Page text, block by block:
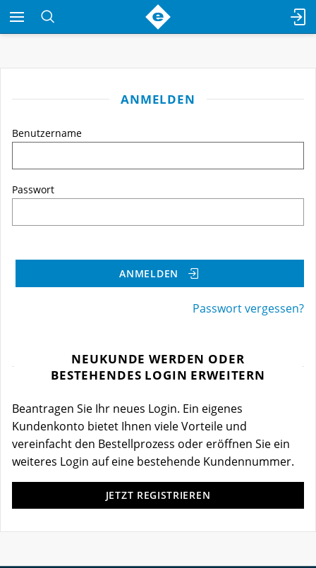
ANMELDEN
Benutzername
Passwort
ANMELDEN
Passwort vergessen?
NEUKUNDE WERDEN ODER
BESTEHENDES LOGIN ERWEITERN
Beantragen Sie Ihr neues Login. Ein eigenes
Kundenkonto bietet Ihnen viele Vorteile und
vereinfacht den Bestellprozess oder eröffnen Sie ein
weiteres Login auf eine bestehende Kundennummer.
JETZT REGISTRIEREN